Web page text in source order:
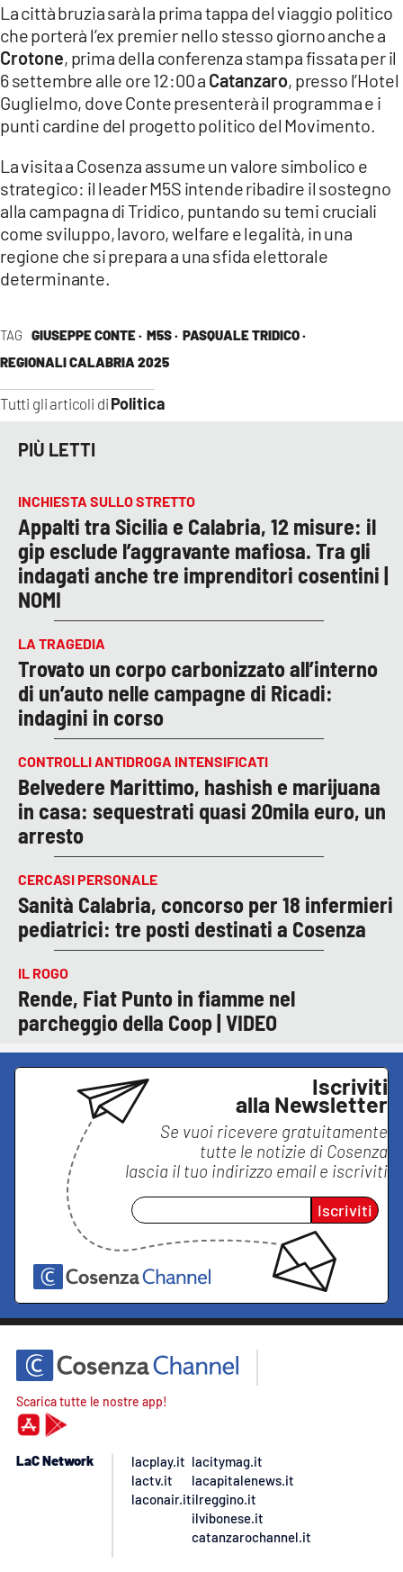
CATANZAROCHANNEL.IT
LACAPITALENEWS.IT
App
APPLE
TAG GIUSEPPE CONTE · M5S · PASQUALE TRIDICO ·
REGIONALI CALABRIA 2025
Tutti gli articoli di Politica
La città bruzia sarà la prima tappa del viaggio politico
che porterà l’ex premier nello stesso giorno anche a
Crotone, prima della conferenza stampa fissata per il
6 settembre alle ore 12:00 a Catanzaro, presso l’Hotel
Guglielmo, dove Conte presenterà il programma e i
punti cardine del progetto politico del Movimento.
La visita a Cosenza assume un valore simbolico e
strategico: il leader M5S intende ribadire il sostegno
alla campagna di Tridico, puntando su temi cruciali
come sviluppo, lavoro, welfare e legalità, in una
regione che si prepara a una sfida elettorale
determinante.
PIÙ LETTI
INCHIESTA SULLO STRETTO
Appalti tra Sicilia e Calabria, 12 misure: il
gip esclude l’aggravante mafiosa. Tra gli
indagati anche tre imprenditori cosentini |
NOMI
LA TRAGEDIA
Trovato un corpo carbonizzato all’interno
di un’auto nelle campagne di Ricadi:
indagini in corso
CONTROLLI ANTIDROGA INTENSIFICATI
Belvedere Marittimo, hashish e marijuana
in casa: sequestrati quasi 20mila euro, un
arresto
CERCASI PERSONALE
Sanità Calabria, concorso per 18 infermieri
pediatrici: tre posti destinati a Cosenza
IL ROGO
Rende, Fiat Punto in fiamme nel
parcheggio della Coop | VIDEO
Iscriviti
alla Newsletter
Se vuoi ricevere gratuitamente
tutte le notizie di Cosenza
lascia il tuo indirizzo email e iscriviti
Iscriviti
Scarica tutte le nostre app!
LaC Network
lacplay.it
lactv.it
laconair.it
lacitymag.it
lacapitalenews.it
ilreggino.it
ilvibonese.it
catanzarochannel.it